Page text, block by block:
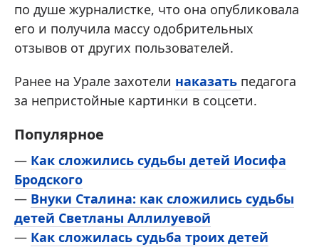
по душе журналистке, что она опубликовала
его и получила массу одобрительных
отзывов от других пользователей.
Ранее на Урале захотели наказать педагога
за непристойные картинки в соцсети.
Популярное
— Как сложились судьбы детей Иосифа
Бродского
— Внуки Сталина: как сложились судьбы
детей Светланы Аллилуевой
— Как сложилась судьба троих детей